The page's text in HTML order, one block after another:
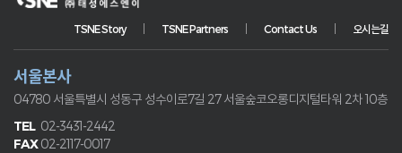
TSNE Story TSNE Partners Contact Us 오시는길
서울본사
04780 서울특별시 성동구 성수이로7길 27서울숲코오롱디지털타워 2차 10층
02-3431-2442
02-2117-0017